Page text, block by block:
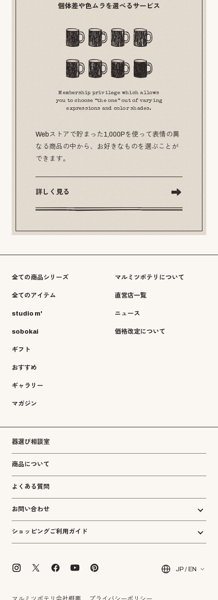
個体差や色ムラを選べるサービス
Membership privilege which allows
you to choose “the one” out of varying
expressions and color shades.
Webストアで貯まった1,000Pを使って表情の異
なる商品の中から、お好きなものを選ぶことが
できます。
詳しく見る
全ての商品シリーズ
全てのアイテム
studio m'
sobokai
ギフト
おすすめ
ギャラリー
マガジン
マルミツポテリについて
直営店一覧
ニュース
価格改定について
器選び相談室
商品について
よくある質問
お問い合わせ
ショッピングご利用ガイド
JP / EN